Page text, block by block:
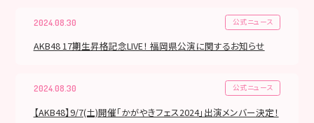
2024.08.30 公式ニュース
AKB48 17期生昇格記念LIVE！ 福岡県公演に関するお知らせ
2024.08.30 公式ニュース
【AKB48】9/7(土)開催「かがやきフェス2024」出演メンバー決定！